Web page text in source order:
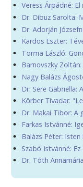
Veress Árpádné:
Dr. Dibuz Sarolta:
Dr. Adorján
Kardos Eszter:
Torma László:
Barnovszky
Nagy Balázs
Dr. Sere Gabriella:
Körber Tivadar:
Dr. Makai Tibor: A
Farkas Istvánné:
Balázs Péter:
Szabó Istvánné:
Dr. Tóth Annamária